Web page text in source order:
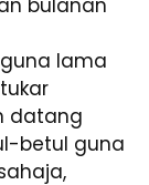
bulanan
lama
datang
betul guna